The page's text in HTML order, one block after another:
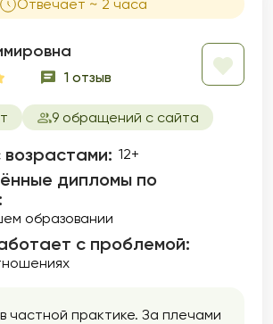
Отвечает ~ 2 часа
1 отзыв
9 обращений с сайта
12+
дипломы по
образовании
с проблемой:
частной практике. За плечами